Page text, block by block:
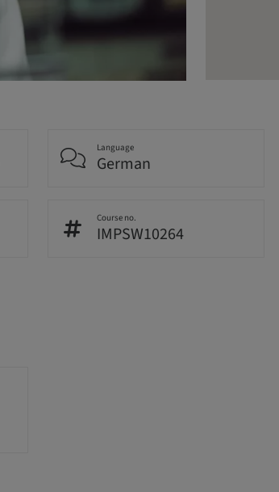
Language
German
Course no.
IMPSW10264